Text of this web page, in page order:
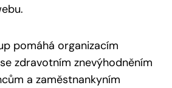
pomáhá organizacím
zdravotním znevýhodněním
a zaměstnankyním